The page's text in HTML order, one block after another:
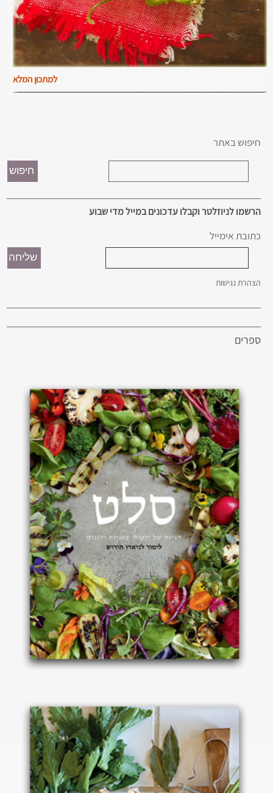
למתכון המלא
חיפוש באתר
הרשמו לניוזלטר וקבלו עדכונים במייל מדי שבוע
כתובת אימייל
הצהרת נגישות
ספרים